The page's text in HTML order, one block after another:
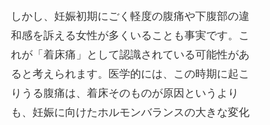
しかし、妊娠初期にごく軽度の腹痛や下腹部の違
和感を訴える女性が多くいることも事実です。こ
れが「着床痛」として認識されている可能性があ
ると考えられます。医学的には、この時期に起こ
りうる腹痛は、着床そのものが原因というより
も、妊娠に向けたホルモンバランスの大きな変化